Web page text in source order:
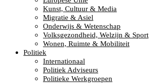
Kunst, Cultuur & Media
Migratie & Asiel
Onderwijs & Wetenschap
Volksgezondheid, Welzijn & Sport
Wonen, Ruimte & Mobiliteit
Politiek
Internationaal
Politiek Adviseurs
Politieke Werkgroepen